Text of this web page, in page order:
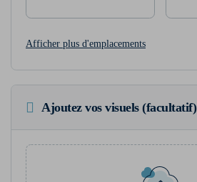
Afficher plus d'emplacements
Ajoutez vos visuels (facultatif)